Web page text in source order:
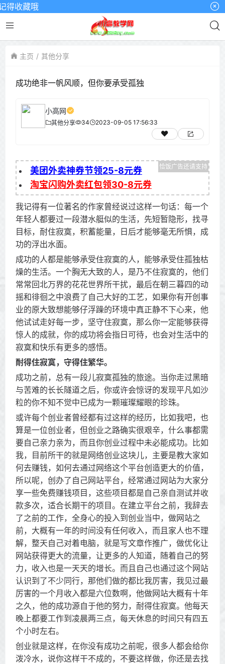
藏哦
主页 其他分享
成功绝非一帆风顺，但你要承受孤独
小高网
其他分享 34 2023-09-05 17:56:33
美团外卖神券节领25-8元券
淘宝闪购外卖红包领30-8元券
我记得有一位著名的作家曾经说过这样一句话：每一个
年轻人都要过一段潜水艇似的生活，先短暂隐形，找寻
目标，耐住寂寞，积蓄能量，日后才能够毫无所惧，成
功的浮出水面。
成功的人都是能够承受住寂寞的人，能够承受住孤独枯
燥的生活。一个胸无大致的人，是乃不住寂寞的，他们
常常回北万界的花花世界所干扰，最后在朝三暮四的动
摇和徘徊之中浪费了自己大好的工艺，如果你有开创事
业的原大致想能够仔浮躁的环境中真正静不下心来，他
他试试走好每一步，坚守住寂寞，那么你一定能够获得
惊人的成就，你的成功将会指日可待，也会对生活中的
寂寞和快乐有更多的感悟。
耐得住寂寞，守得住繁华。
成功之前，总有一段儿寂寞孤独的旅途。当你走过黑暗
与苦难的长长隧道之后，你或许会惊讶的发现平凡如沙
粒的你不知不觉中已成为一颗璀璨耀眼的珍珠。
或许每个创业者曾经都有过这样的经历，比如我吧，也
算是一位创业者，但创业之路确实很艰辛，什么事都需
要自己亲力亲为，而且你创业过程中未必能成功。比如
我，目前所干的就是网络创业这块儿，主要是教大家如
何去赚钱，如何去通过网络这个平台创造更大的价值，
所以呢，创办了自己网站平台，经常通过网站为大家分
享一些免费赚钱项目，这些项目都是自己亲自测试并收
款多次，适合长期干的项目。在建立平台之前，我辞去
了之前的工作，全身心的投入到创业当中，做网站之
前，大概有一年的时间没有任何收入，而且家人也不理
解，整天自己对着电脑，就是写文章作推广，做优化让
网站获得更大的流量，让更多的人知道，随着自己的努
力，收入也是一天天的增长。而且自己也通过这个网站
认识到了不少同行，那他们做的都比我厉害，我见过最
厉害的一个月收入都是六位数啊，他做网站大概有十年
之久，他的成功源自于他的努力，耐得住寂寞。他每天
晚上都要工作到凌晨两三点，每天休息的时间只有四五
个小时左右。
创业就是这样，在你没有成功之前呢，很多人都会给你
泼冷水，说你这样干不成的，不要这样做，你还是去找